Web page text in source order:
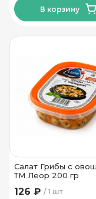
В корзину
Салат Грибы с
ТМ Леор 200 гр
1 шт
126 ₽